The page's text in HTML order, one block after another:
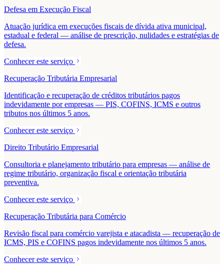
Defesa em Execução Fiscal
Atuação jurídica em execuções fiscais de dívida ativa municipal,
estadual e federal — análise de prescrição, nulidades e estratégias de
defesa.
Conhecer este serviço
Recuperação Tributária Empresarial
Identificação e recuperação de créditos tributários pagos
indevidamente por empresas — PIS, COFINS, ICMS e outros
tributos nos últimos 5 anos.
Conhecer este serviço
Direito Tributário Empresarial
Consultoria e planejamento tributário para empresas — análise de
regime tributário, organização fiscal e orientação tributária
preventiva.
Conhecer este serviço
Recuperação Tributária para Comércio
Revisão fiscal para comércio varejista e atacadista — recuperação de
ICMS, PIS e COFINS pagos indevidamente nos últimos 5 anos.
Conhecer este serviço